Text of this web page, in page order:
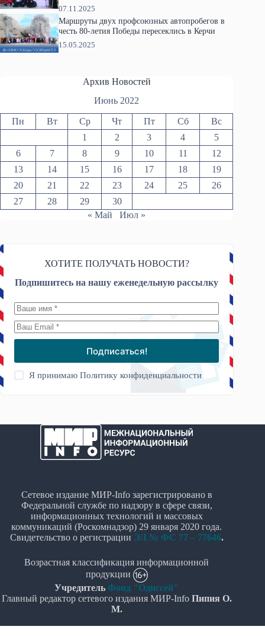
07.11.2025
Маршруты двух профсоюзных автопробегов в
честь 80-летия Победы пересеклись в Керчи
15.05.2025
Архив Новостей
Июнь 2022
Пн Вт Ср Чт Пт Сб
Вс
1
2 3 4
5
6
7 8 9 10 11
12
13
14 15 16 17 18
19
20
21 22 23 24 25
26
27
28 29
30
« Май
Июл »
ХОТИТЕ ПОЛУЧАТЬ НОВОСТИ?
Подпишитесь на нашу еженедельную рассылку
Подписаться!
Я принимаюПолитику конфиденциальности
Сетевое издание МИР-Info зарегистрировано в
Федеральной службе по надзору в сфере связи,
информационных технологий и массовых
коммуникаций (Роскомнадзор) 29 января 2020 года.
Свидетельство о регистрации ЭЛ № ФС 77 – 77646.
Возрастная классификация информационной
продукции
Учредитель Фонд "Одиссей"
Главный редактор сетевого издания МИР-Info Пипия О.
М.